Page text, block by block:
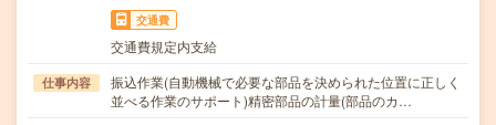
交通費
交通費規定内支給
仕事内容
振込作業(自動機械で必要な部品を決められた位置に正しく
並べる作業のサポート)精密部品の計量(部品のカ…